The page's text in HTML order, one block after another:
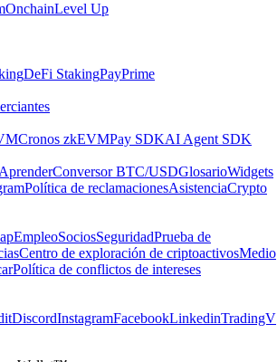
OnchainLevel Up
DeFi StakingPayPrime
Cronos zkEVMPay SDKAI Agent SDK
AprenderConversor BTC/USDGlosarioWidgets
Política de reclamacionesAsistenciaCrypto
EmpleoSociosSeguridadPrueba de
Centro de exploración de criptoactivosMedio
Política de conflictos de intereses
DiscordInstagramFacebookLinkedinTradingV